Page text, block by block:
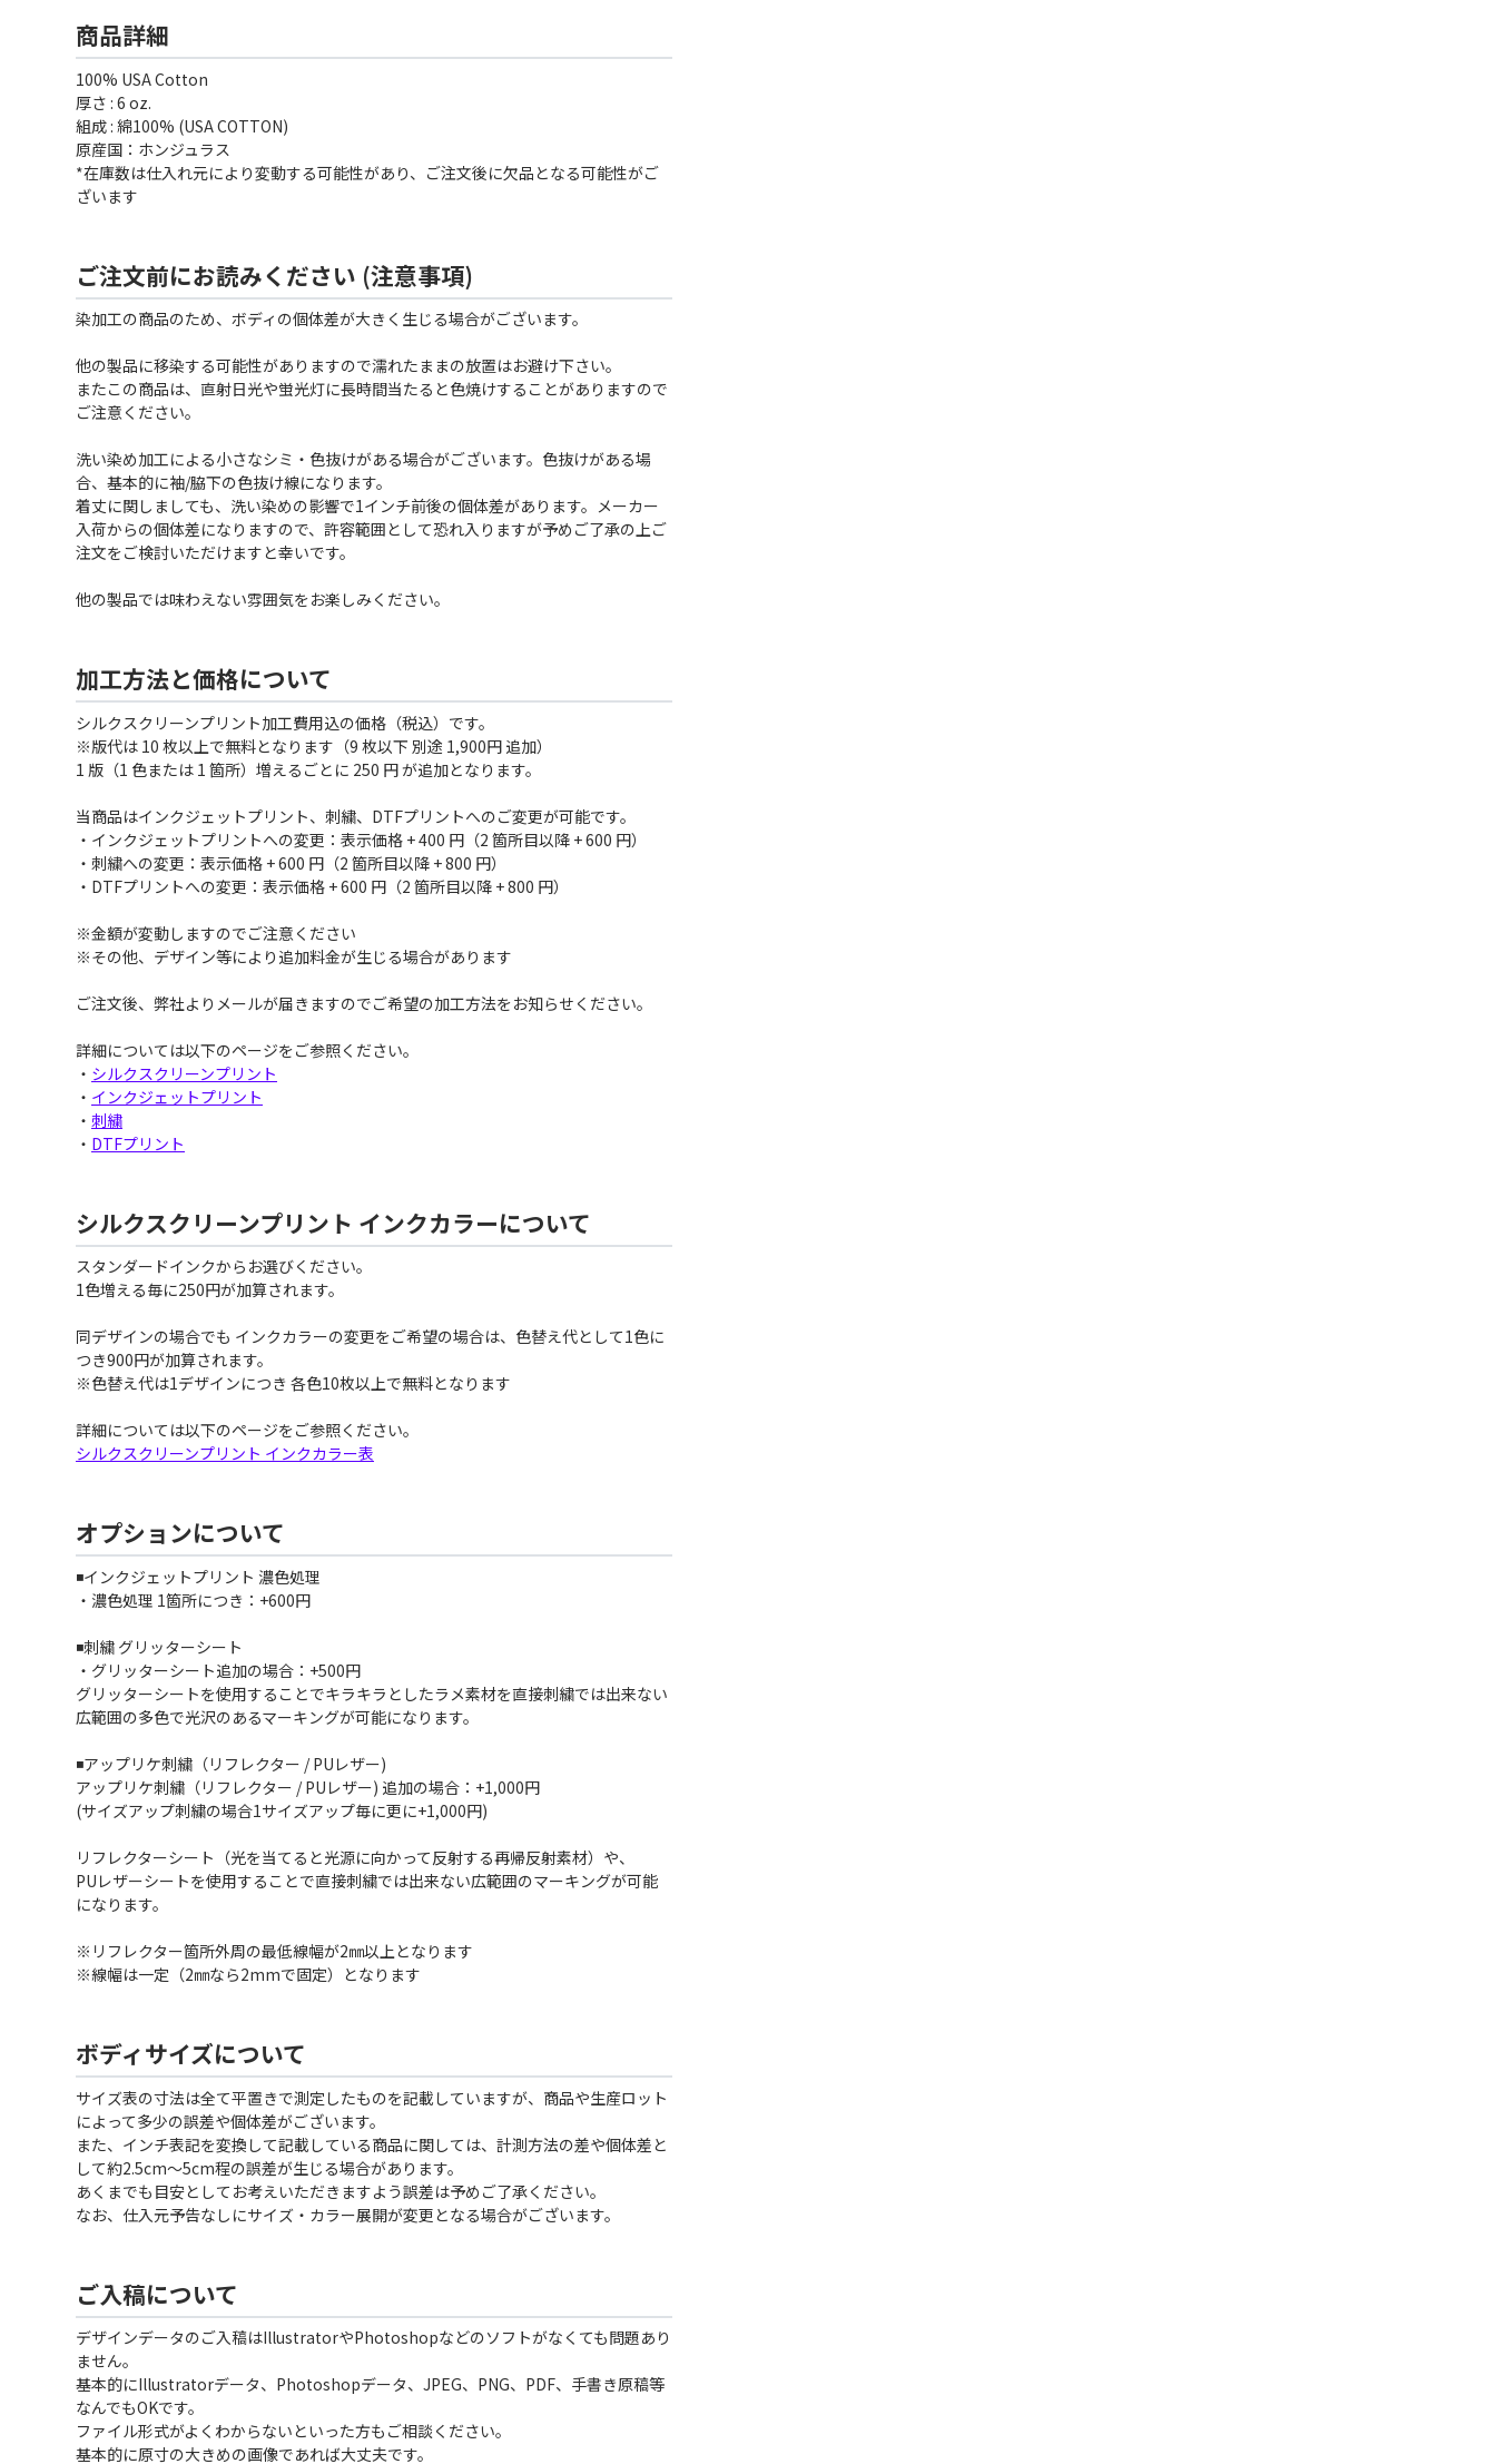
商品詳細
100% USA Cotton
厚さ : 6 oz.
組成 : 綿100% (USA COTTON)
原産国：ホンジュラス
*在庫数は仕入れ元により変動する可能性があり、ご注文後に欠品となる可能性がご
ざいます
ご注文前にお読みください (注意事項)
染加工の商品のため、ボディの個体差が大きく生じる場合がございます。
他の製品に移染する可能性がありますので濡れたままの放置はお避け下さい。
またこの商品は、直射日光や蛍光灯に長時間当たると色焼けすることがありますので
ご注意ください。
洗い染め加工による小さなシミ・色抜けがある場合がございます。色抜けがある場
合、基本的に袖/脇下の色抜け線になります。
着丈に関しましても、洗い染めの影響で1インチ前後の個体差があります。メーカー
入荷からの個体差になりますので、許容範囲として恐れ入りますが予めご了承の上ご
注文をご検討いただけますと幸いです。
他の製品では味わえない雰囲気をお楽しみください。
加工方法と価格について
シルクスクリーンプリント加工費用込の価格（税込）です。
※版代は 10 枚以上で無料となります（9 枚以下 別途 1,900円 追加）
1 版（1 色または 1 箇所）増えるごとに 250 円 が追加となります。
当商品はインクジェットプリント、刺繍、DTFプリントへのご変更が可能です。
・インクジェットプリントへの変更：表示価格 + 400 円（2 箇所目以降 + 600 円）
・刺繍への変更：表示価格 + 600 円（2 箇所目以降 + 800 円）
・DTFプリントへの変更：表示価格 + 600 円（2 箇所目以降 + 800 円）
※金額が変動しますのでご注意ください
※その他、デザイン等により追加料金が生じる場合があります
ご注文後、弊社よりメールが届きますのでご希望の加工方法をお知らせください。
詳細については以下のページをご参照ください。
・ シルクスクリーンプリント
・ インクジェットプリント
・ 刺繍
・ DTFプリント
シルクスクリーンプリント インクカラーについて
スタンダードインクからお選びください。
1色増える毎に250円が加算されます。
同デザインの場合でも インクカラーの変更をご希望の場合は、色替え代として1色に
つき900円が加算されます。
※色替え代は1デザインにつき 各色10枚以上で無料となります
詳細については以下のページをご参照ください。
シルクスクリーンプリント インクカラー表
オプションについて
◾️インクジェットプリント 濃色処理
・濃色処理 1箇所につき：+600円
◾️刺繍 グリッターシート
・グリッターシート追加の場合：+500円
グリッターシートを使用することでキラキラとしたラメ素材を直接刺繍では出来ない
広範囲の多色で光沢のあるマーキングが可能になります。
◾️アップリケ刺繍（リフレクター / PUレザー)
アップリケ刺繍（リフレクター / PUレザー) 追加の場合：+1,000円
(サイズアップ刺繍の場合1サイズアップ毎に更に+1,000円)
リフレクターシート（光を当てると光源に向かって反射する再帰反射素材）や、
PUレザーシートを使用することで直接刺繍では出来ない広範囲のマーキングが可能
になります。
※リフレクター箇所外周の最低線幅が2㎜以上となります
※線幅は一定（2㎜なら2mmで固定）となります
ボディサイズについて
サイズ表の寸法は全て平置きで測定したものを記載していますが、商品や生産ロット
によって多少の誤差や個体差がございます。
また、インチ表記を変換して記載している商品に関しては、計測方法の差や個体差と
して約2.5cm〜5cm程の誤差が生じる場合があります。
あくまでも目安としてお考えいただきますよう誤差は予めご了承ください。
なお、仕入元予告なしにサイズ・カラー展開が変更となる場合がございます。
ご入稿について
デザインデータのご入稿はIllustratorやPhotoshopなどのソフトがなくても問題あり
ません。
基本的にIllustratorデータ、Photoshopデータ、JPEG、PNG、PDF、手書き原稿等
なんでもOKです。
ファイル形式がよくわからないといった方もご相談ください。
基本的に原寸の大きめの画像であれば大丈夫です。